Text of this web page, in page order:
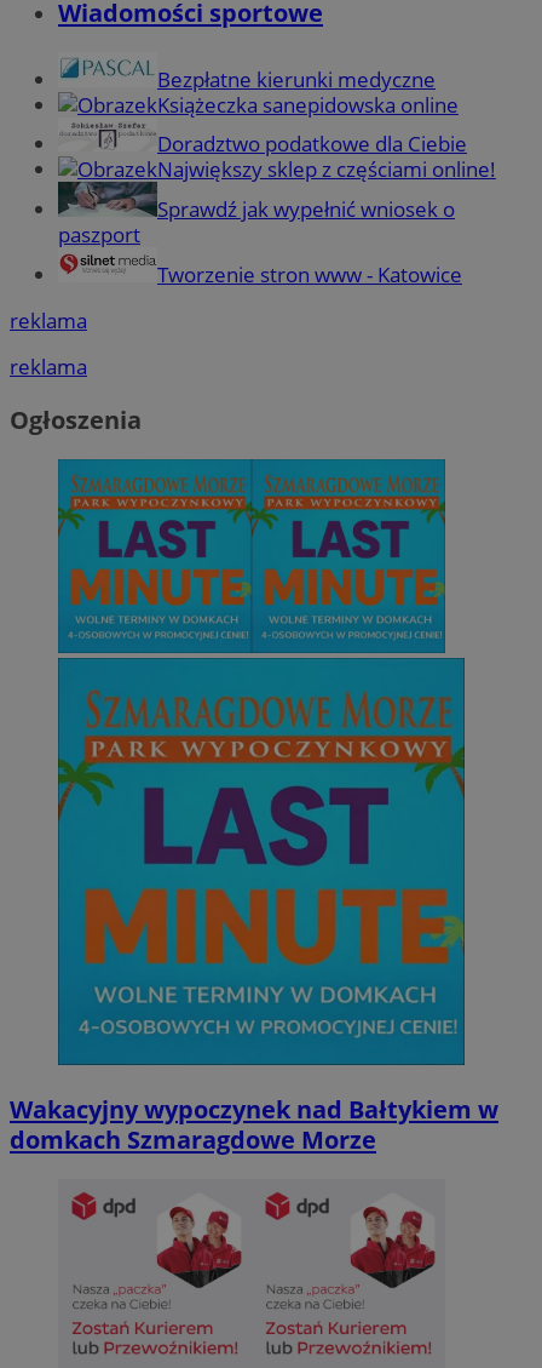
Wiadomości sportowe
Bezpłatne kierunki medyczne
Książeczka sanepidowska online
Doradztwo podatkowe dla Ciebie
Największy sklep z częściami online!
Sprawdź jak wypełnić wniosek o
paszport
Tworzenie stron www - Katowice
reklama
reklama
Ogłoszenia
Wakacyjny wypoczynek nad Bałtykiem w
domkach Szmaragdowe Morze